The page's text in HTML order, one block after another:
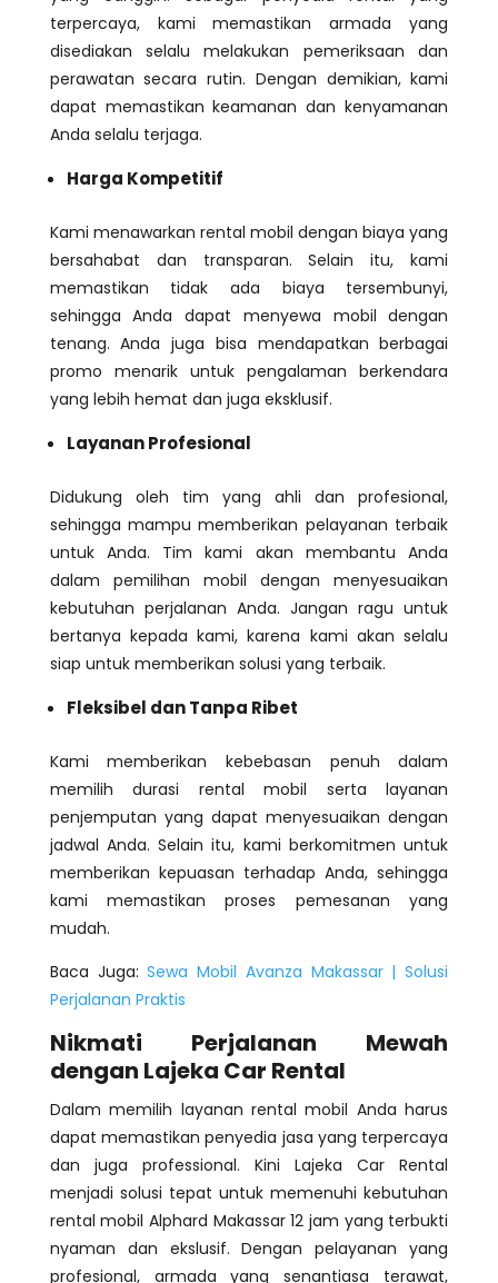
terpercaya, kami memastikan armada yang
disediakan selalu melakukan pemeriksaan dan
perawatan secara rutin. Dengan demikian, kami
dapat memastikan keamanan dan kenyamanan
Anda selalu terjaga.
Harga Kompetitif
Kami menawarkan rental mobil dengan biaya yang
bersahabat dan transparan. Selain itu, kami
memastikan tidak ada biaya tersembunyi,
sehingga Anda dapat menyewa mobil dengan
tenang. Anda juga bisa mendapatkan berbagai
promo menarik untuk pengalaman berkendara
yang lebih hemat dan juga eksklusif.
Layanan Profesional
Didukung oleh tim yang ahli dan profesional,
sehingga mampu memberikan pelayanan terbaik
untuk Anda. Tim kami akan membantu Anda
dalam pemilihan mobil dengan menyesuaikan
kebutuhan perjalanan Anda. Jangan ragu untuk
bertanya kepada kami, karena kami akan selalu
siap untuk memberikan solusi yang terbaik.
Fleksibel dan Tanpa Ribet
Kami memberikan kebebasan penuh dalam
memilih durasi rental mobil serta layanan
penjemputan yang dapat menyesuaikan dengan
jadwal Anda. Selain itu, kami berkomitmen untuk
memberikan kepuasan terhadap Anda, sehingga
kami memastikan proses pemesanan yang
mudah.
Baca Juga:Sewa Mobil Avanza Makassar | Solusi
Perjalanan Praktis
Nikmati Perjalanan Mewah
dengan Lajeka Car Rental
Dalam memilih layanan rental mobil Anda harus
dapat memastikan penyedia jasa yang terpercaya
dan juga professional. Kini Lajeka Car Rental
menjadi solusi tepat untuk memenuhi kebutuhan
rental mobil Alphard Makassar 12 jam yang terbukti
nyaman dan ekslusif. Dengan pelayanan yang
profesional, armada yang senantiasa terawat,